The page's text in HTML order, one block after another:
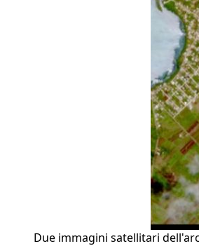
Due immagini satellitari